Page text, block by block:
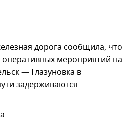
дорога сообщила, что
оперативных мероприятий на
— Глазуновка в
задерживаются